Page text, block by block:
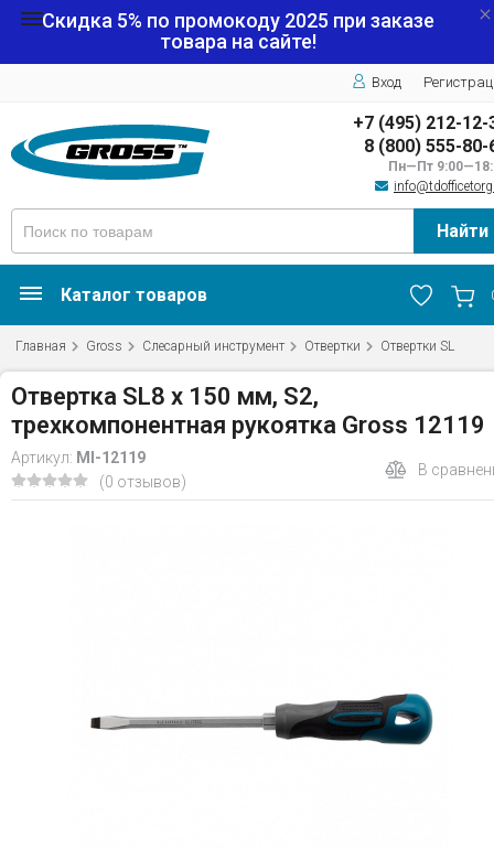
Скидка 5% по промокоду 2025 при заказе
товара на сайте!
Вход
+7 (495) 212-12-
8 (800) 555-80-
Пн—Пт
Найти
Каталог товаров
Главная Gross Слесарный инструмент Отвертки Отвертки SL
Отвертка SL8 x 150 мм, S2,
трехкомпонентная рукоятка Gross 12119
Артикул: MI-12119
(0 отзывов)
В